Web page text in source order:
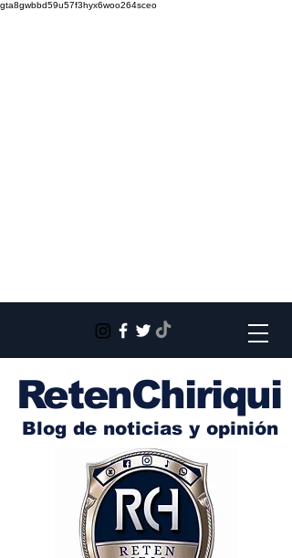
gta8gwbbd59u57f3hyx6woo264sceo
RetenChiriqui
Blog de noticias y opinión